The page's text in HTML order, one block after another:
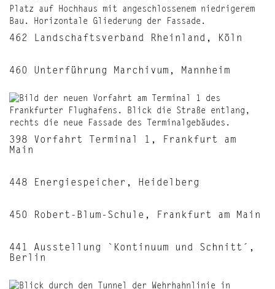
462 Landschaftsverband Rheinland, Köln
460 Unterführung Marchivum, Mannheim
398 Vorfahrt Terminal 1, Frankfurt am
Main
448 Energiespeicher, Heidelberg
450 Robert-Blum-Schule, Frankfurt am Main
441 Ausstellung `Kontinuum und Schnitt´,
Berlin